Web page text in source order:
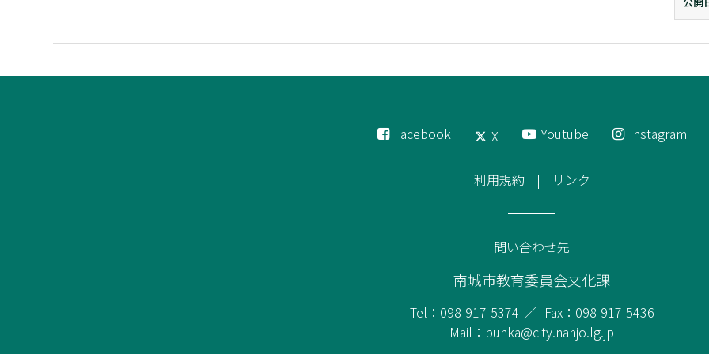
Facebook X Youtube Instagram
利用規約 リンク
問い合わせ先
南城市教育委員会文化課
Tel：098-917-5374
Fax：098-917-5436
Mail：bunka@city.nanjo.lg.jp